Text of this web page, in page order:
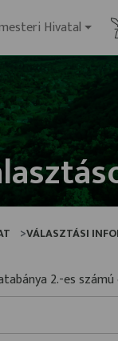
Hivatal
VÁLASZTÁSI
2.-es